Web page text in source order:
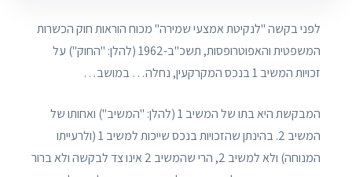
לפני בקשה "לנקיטת אמצעי שמירה" מכוח הוראות חוק הכשרות
המשפטית והאפוטרופסות, תשכ"ב-1962 (להלן: "החוק") על
זכויות המשיב 1 בנכס המקרקעין, נחלה… במושב…
המבקשת היא בתו של המשיב 1 (להלן: "המשיב") ואחותו של
המשיב 2. בהינתן שהזכויות בנכס שייכות למשיב 1 (ולרעייתו
המנוחה) ולא למשיב 2, הרי שהמשיב 2 אינו צד לבקשה ולא ברור